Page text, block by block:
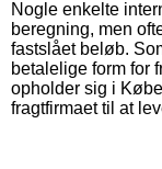
Nogle enkelte
beregning, men
fastslået beløb.
betalelige form for
opholder sig i
fragtfirmaet til at